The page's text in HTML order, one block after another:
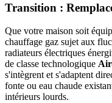
Transition :
Que votre maison soit
chauffage gaz sujet aux
radiateurs électriques
de classe technologique
s'intègrent et s'adaptent
fonte ou eau chaude
intérieurs lourds.